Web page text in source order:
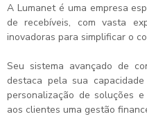
A Lumanet é uma empresa
de recebíveis, com vasta
inovadoras para simplificar o
Seu sistema avançado de
destaca pela sua
personalização de soluções
aos clientes uma gestão